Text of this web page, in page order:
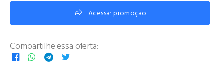
Acessar promoção
Compartilhe essa oferta: